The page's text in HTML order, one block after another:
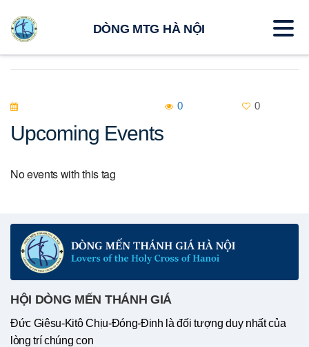
0 0
Upcoming Events
No events with this tag
HỘI DÒNG MẾN THÁNH GIÁ
Đức Giêsu-Kitô Chịu-Đóng-Đinh là đối tượng duy nhất của
lòng trí chúng con
DÒNG MTG HÀ NỘI